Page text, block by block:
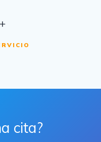
cita?